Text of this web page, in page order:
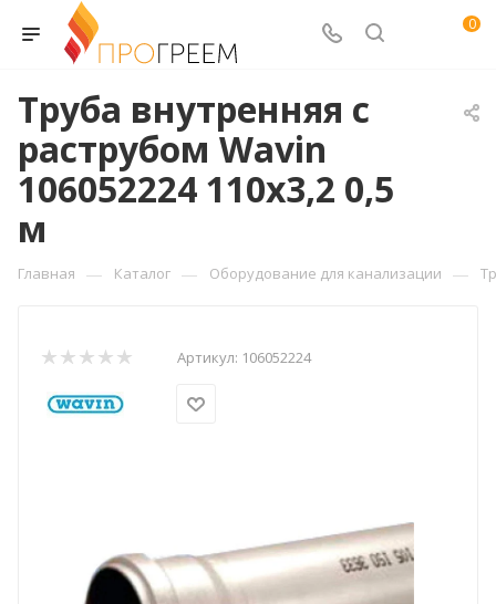
0
Труба внутренняя с
раструбом Wavin
106052224 110x3,2 0,5
м
Главная — Каталог — Оборудование для канализации —
Артикул: 106052224